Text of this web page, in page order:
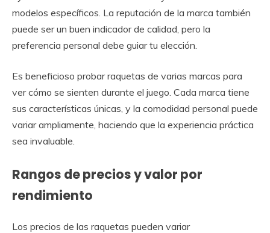
modelos específicos. La reputación de la marca también
puede ser un buen indicador de calidad, pero la
preferencia personal debe guiar tu elección.
Es beneficioso probar raquetas de varias marcas para
ver cómo se sienten durante el juego. Cada marca tiene
sus características únicas, y la comodidad personal puede
variar ampliamente, haciendo que la experiencia práctica
sea invaluable.
Rangos de precios y valor por
rendimiento
Los precios de las raquetas pueden variar